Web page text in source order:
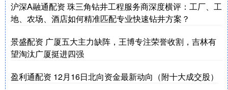
沪深A融通配资 珠三角钻井工程服务商深度横评：工厂、工
地、农场、酒店如何精准匹配专业快速钻井方案？
景盛配资 广厦五大主力缺阵，王博专注荣誉收割，吉林有
望淘汰广厦挺进四强
盈利通配资 12月16日北向资金最新动向（附十大成交股）